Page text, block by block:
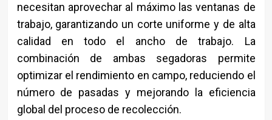
necesitan aprovechar al máximo las ventanas de
trabajo, garantizando un corte uniforme y de alta
calidad en todo el ancho de trabajo. La
combinación de ambas segadoras permite
optimizar el rendimiento en campo, reduciendo el
número de pasadas y mejorando la eficiencia
global del proceso de recolección.